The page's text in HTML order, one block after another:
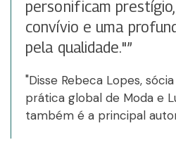
personificam
convívio e uma
pela qualidade."”
"Disse Rebeca Lopes,
prática global de Moda e
também é a principal